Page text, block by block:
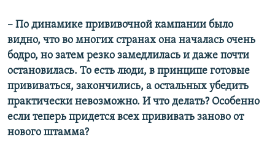
– По динамике прививочной кампании было
видно, что во многих странах она началась очень
бодро, но затем резко замедлилась и даже почти
остановилась. То есть люди, в принципе готовые
прививаться, закончились, а остальных убедить
практически невозможно. И что делать? Особенно
если теперь придется всех прививать заново от
нового штамма?